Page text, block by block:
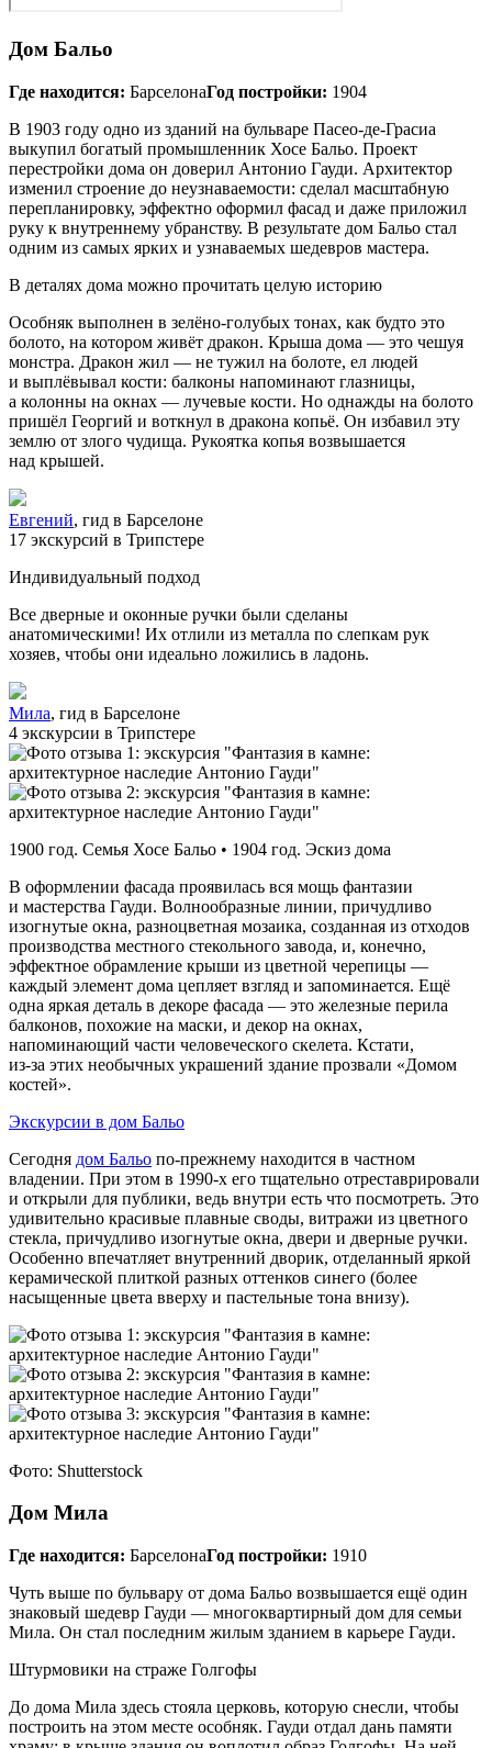
Дом Бальо
Где находится: БарселонаГод постройки: 1904
В 1903 году одно из зданий на бульваре Пасео‑де-Грасиа
выкупил богатый промышленник Хосе Бальо. Проект
перестройки дома он доверил Антонио Гауди. Архитектор
изменил строение до неузнаваемости: сделал масштабную
перепланировку, эффектно оформил фасад и даже приложил
руку к внутреннему убранству. В результате дом Бальо стал
одним из самых ярких и узнаваемых шедевров мастера.
В деталях дома можно прочитать целую историю
Особняк выполнен в зелёно‑голубых тонах, как будто это
болото, на котором живёт дракон. Крыша дома — это чешуя
монстра. Дракон жил — не тужил на болоте, ел людей
и выплёвывал кости: балконы напоминают глазницы,
а колонны на окнах — лучевые кости. Но однажды на болото
пришёл Георгий и воткнул в дракона копьё. Он избавил эту
землю от злого чудища. Рукоятка копья возвышается
над крышей.
Евгений, гид в Барселоне
17 экскурсий в Трипстере
Индивидуальный подход
Все дверные и оконные ручки были сделаны
анатомическими! Их отлили из металла по слепкам рук
хозяев, чтобы они идеально ложились в ладонь.
Мила, гид в Барселоне
4 экскурсии в Трипстере
1900 год. Семья Хосе Бальо • 1904 год. Эскиз дома
В оформлении фасада проявилась вся мощь фантазии
и мастерства Гауди. Волнообразные линии, причудливо
изогнутые окна, разноцветная мозаика, созданная из отходов
производства местного стекольного завода, и, конечно,
эффектное обрамление крыши из цветной черепицы —
каждый элемент дома цепляет взгляд и запоминается. Ещё
одна яркая деталь в декоре фасада — это железные перила
балконов, похожие на маски, и декор на окнах,
напоминающий части человеческого скелета. Кстати,
из‑за этих необычных украшений здание прозвали «Домом
костей».
Экскурсии в дом Бальо
Сегодня дом Бальо по‑прежнему находится в частном
владении. При этом в 1990‑х его тщательно отреставрировали
и открыли для публики, ведь внутри есть что посмотреть. Это
удивительно красивые плавные своды, витражи из цветного
стекла, причудливо изогнутые окна, двери и дверные ручки.
Особенно впечатляет внутренний дворик, отделанный яркой
керамической плиткой разных оттенков синего (более
насыщенные цвета вверху и пастельные тона внизу).
Фото: Shutterstock
Дом Мила
Где находится: БарселонаГод постройки: 1910
Чуть выше по бульвару от дома Бальо возвышается ещё один
знаковый шедевр Гауди — многоквартирный дом для семьи
Мила. Он стал последним жилым зданием в карьере Гауди.
Штурмовики на страже Голгофы
До дома Мила здесь стояла церковь, которую снесли, чтобы
построить на этом месте особняк. Гауди отдал дань памяти